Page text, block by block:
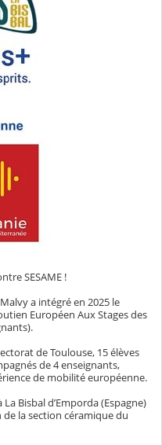
SESAME !
a intégré en 2025 le
Européen Aux Stages des
de Toulouse, 15 élèves
de 4 enseignants,
de mobilité européenne.
Bisbal d’Emporda (Espagne)
la section céramique du